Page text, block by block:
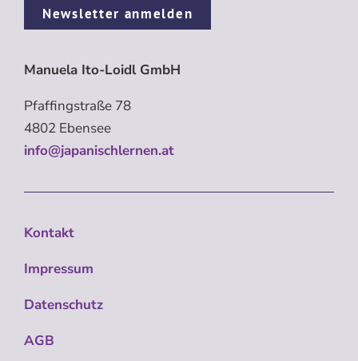
Newsletter anmelden
Manuela Ito-Loidl GmbH
Pfaffingstraße 78
4802 Ebensee
info@japanischlernen.at
Kontakt
Impressum
Datenschutz
AGB